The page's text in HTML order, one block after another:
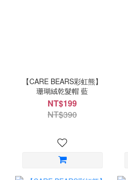
【CARE BEARS彩虹熊】
珊瑚絨乾髮帽 藍
NT$199
NT$390